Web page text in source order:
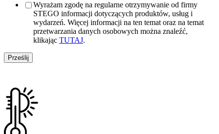
Wyrażam zgodę na regularne otrzymywanie od firmy
STEGO informacji dotyczących produktów, usług i
wydarzeń. Więcej informacji na ten temat oraz na temat
przetwarzania danych osobowych można znaleźć,
klikając TUTAJ.